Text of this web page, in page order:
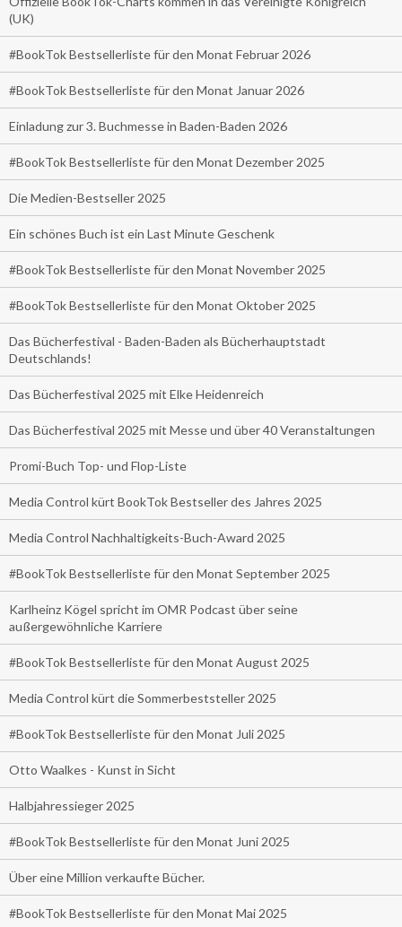
(UK)
#BookTok Bestsellerliste für den Monat Februar 2026
#BookTok Bestsellerliste für den Monat Januar 2026
Einladung zur 3. Buchmesse in Baden-Baden 2026
#BookTok Bestsellerliste für den Monat Dezember 2025
Die Medien-Bestseller 2025
Ein schönes Buch ist ein Last Minute Geschenk
#BookTok Bestsellerliste für den Monat November 2025
#BookTok Bestsellerliste für den Monat Oktober 2025
Das Bücherfestival - Baden-Baden als Bücherhauptstadt
Deutschlands!
Das Bücherfestival 2025 mit Elke Heidenreich
Das Bücherfestival 2025 mit Messe und über 40 Veranstaltungen
Promi-Buch Top- und Flop-Liste
Media Control kürt BookTok Bestseller des Jahres 2025
Media Control Nachhaltigkeits-Buch-Award 2025
#BookTok Bestsellerliste für den Monat September 2025
Karlheinz Kögel spricht im OMR Podcast über seine
außergewöhnliche Karriere
#BookTok Bestsellerliste für den Monat August 2025
Media Control kürt die Sommerbeststeller 2025
#BookTok Bestsellerliste für den Monat Juli 2025
Otto Waalkes - Kunst in Sicht
Halbjahressieger 2025
#BookTok Bestsellerliste für den Monat Juni 2025
Über eine Million verkaufte Bücher.
#BookTok Bestsellerliste für den Monat Mai 2025